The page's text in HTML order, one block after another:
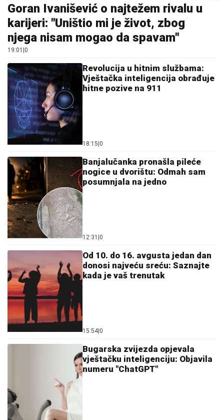
Goran Ivanišević o najtežem rivalu u
karijeri: "Uništio mi je život, zbog
njega nisam mogao da spavam"
19:01 |0
Revolucija u hitnim službama:
Vještačka inteligencija obrađuje
hitne pozive na 911
18:15|0
Banjalučanka pronašla pileće
nogice u dvorištu: Odmah sam
posumnjala na jedno
12:31 |0
Od 10. do 16. avgusta jedan dan
donosi najveću sreću: Saznajte
kada je vaš trenutak
15:54|0
Bugarska zvijezda opjevala
vještačku inteligenciju: Objavila
numeru "ChatGPT"